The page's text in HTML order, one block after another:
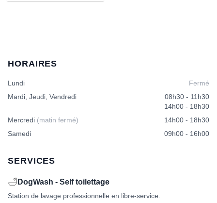
HORAIRES
Lundi
Fermé
Mardi, Jeudi, Vendredi
08h30 - 11h30
14h00 - 18h30
Mercredi (matin fermé)
14h00 - 18h30
Samedi
09h00 - 16h00
SERVICES
🛁 DogWash - Self toilettage
Station de lavage professionnelle en libre-service.